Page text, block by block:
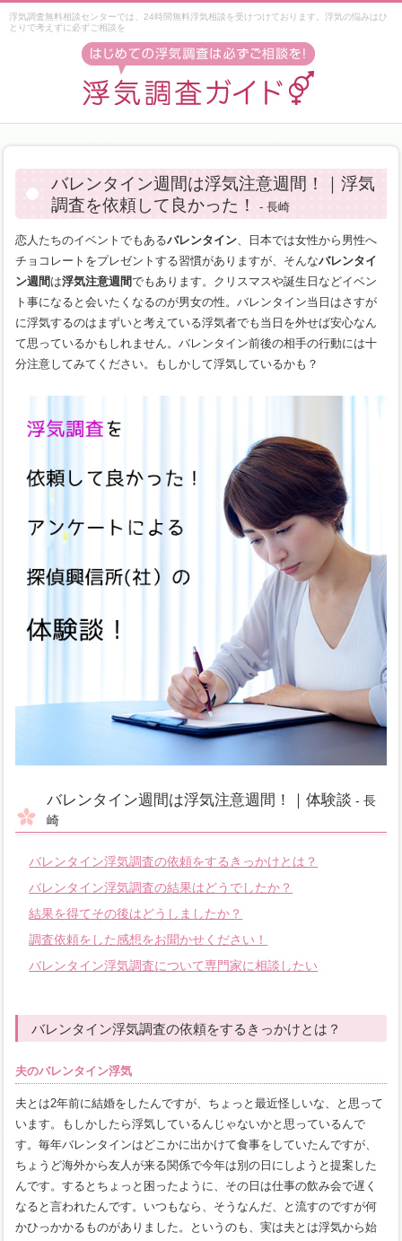
バレンタイン週間は浮気注意週間！｜浮気
調査を依頼して良かった！
- 長崎
恋人たちのイベントでもあるバレンタイン 、日本では女性から男性へ
チョコレートをプレゼントする習慣がありますが、そんなバレンタイ
ン週間 は浮気注意週間でもあります。クリスマスや誕生日などイベン
ト事になると会いたくなるのが男女の性。バレンタイン当日はさすが
に浮気するのはまずいと考えている浮気者でも当日を外せば安心なん
て思っているかもしれません。バレンタイン前後の相手の行動には十
分注意してみてください。もしかして浮気しているかも？
バレンタイン週間は浮気注意週間！｜体験談 - 長
崎
バレンタイン浮気調査の依頼をするきっかけとは？
バレンタイン浮気調査の結果はどうでしたか？
結果を得てその後はどうしましたか？
調査依頼をした感想をお聞かせください！
バレンタイン浮気調査について専門家に相談したい
バレンタイン浮気調査の依頼をするきっかけとは？
夫のバレンタイン浮気
夫とは2年前に結婚をしたんですが、ちょっと最近怪しいな、と思って
います。もしかしたら浮気しているんじゃないかと思っているんで
す。毎年バレンタインはどこかに出かけて食事をしていたんですが、
ちょうど海外から友人が来る関係で今年は別の日にしようと提案した
んです。するとちょっと困ったように、その日は仕事の飲み会で遅く
なると言われたんです。いつもなら、そうなんだ、と流すのですが何
かひっかかるものがありました。というのも、実は夫とは浮気から始
浮気調査無料相談センターでは、24時間無料浮気相談を受けつけております。浮気の悩みはひ
とりで考えずに必ずご相談を